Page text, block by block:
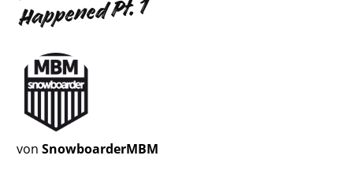
Happened Pt. 1
von SnowboarderMBM